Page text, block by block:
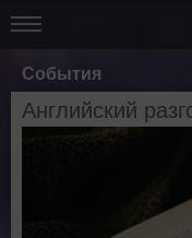
События
Английский